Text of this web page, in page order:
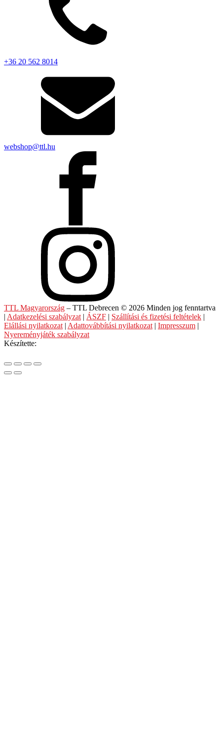
+36 20 562 8014
webshop@ttl.hu
TTL Magyarország – TTL Debrecen © 2026 Minden jog fenntartva
| Adatkezelési szabályzat | ÁSZF | Szállítási és fizetési feltételek |
Elállási nyilatkozat | Adattovábbítási nyilatkozat | Impresszum |
Nyereményjáték szabályzat
Készítette: